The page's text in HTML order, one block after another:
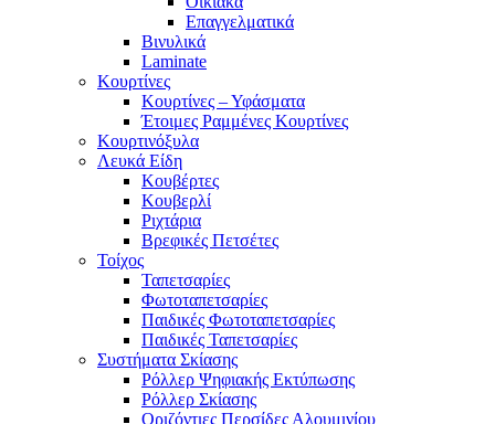
Επαγγελματικά
Βινυλικά
Laminate
Κουρτίνες
Κουρτίνες – Υφάσματα
Έτοιμες Ραμμένες Κουρτίνες
Κουρτινόξυλα
Λευκά Είδη
Κουβέρτες
Κουβερλί
Ριχτάρια
Βρεφικές Πετσέτες
Τοίχος
Ταπετσαρίες
Φωτοταπετσαρίες
Παιδικές Φωτοταπετσαρίες
Παιδικές Ταπετσαρίες
Συστήματα Σκίασης
Ρόλλερ Ψηφιακής Εκτύπωσης
Ρόλλερ Σκίασης
Οριζόντιες Περσίδες Αλουμινίου